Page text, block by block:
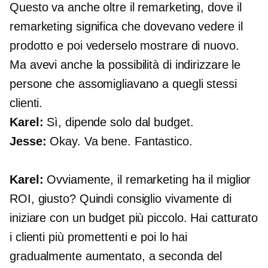
Questo va anche oltre il remarketing, dove il
remarketing significa che dovevano vedere il
prodotto e poi vederselo mostrare di nuovo.
Ma avevi anche la possibilità di indirizzare le
persone che assomigliavano a quegli stessi
clienti.
Karel: Sì, dipende solo dal budget.
Jesse: Okay. Va bene. Fantastico.
Karel: Ovviamente, il remarketing ha il miglior
ROI, giusto? Quindi consiglio vivamente di
iniziare con un budget più piccolo. Hai catturato
i clienti più promettenti e poi lo hai
gradualmente aumentato, a seconda del